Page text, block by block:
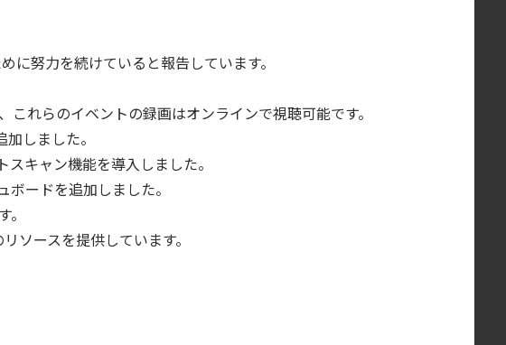
ムウェアを展開
新常識
努力を続けていると報告しています。
れらのイベントの録画はオンラインで視聴可能です。
しました。
キャン機能を導入しました。
ードを追加しました。
ソースを提供しています。